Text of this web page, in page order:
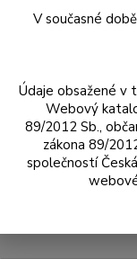
V současné
Údaje obsažené v
Webový
89/2012 Sb.,
zákona 89/
společností